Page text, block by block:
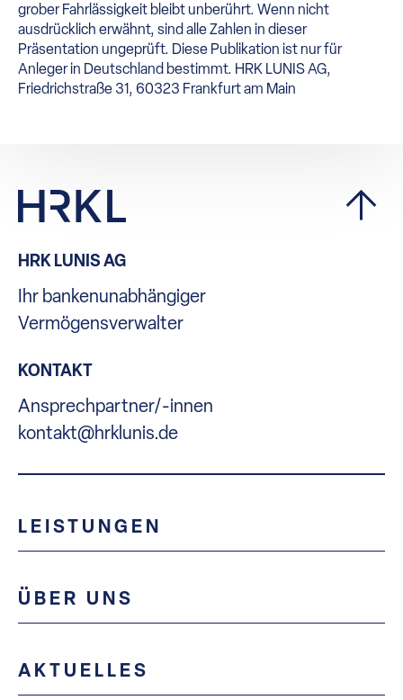
grober Fahrlässigkeit bleibt unberührt. Wenn nicht
ausdrücklich erwähnt, sind alle Zahlen in dieser
Präsentation ungeprüft. Diese Publikation ist nur für
Anleger in Deutschland bestimmt. HRK LUNIS AG,
Friedrichstraße 31, 60323 Frankfurt am Main
HRK LUNIS AG
Ihr bankenunabhängiger
Vermögensverwalter
KONTAKT
Ansprechpartner/-innen
kontakt@hrklunis.de
LEISTUNGEN
ÜBER UNS
AKTUELLES